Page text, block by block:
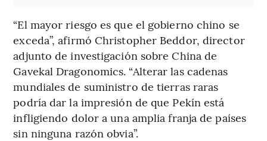
“El mayor riesgo es que el gobierno chino se
exceda”, afirmó Christopher Beddor, director
adjunto de investigación sobre China de
Gavekal Dragonomics. “Alterar las cadenas
mundiales de suministro de tierras raras
podría dar la impresión de que Pekín está
infligiendo dolor a una amplia franja de países
sin ninguna razón obvia”.